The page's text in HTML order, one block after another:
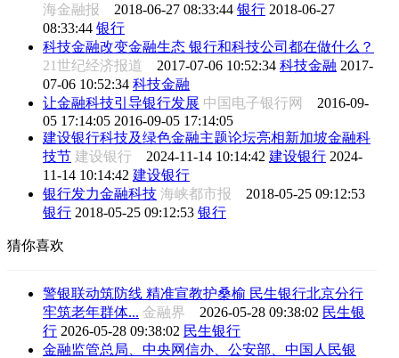
海金融报 2018-06-27 08:33:44 银行 2018-06-27
08:33:44 银行
科技金融改变金融生态 银行和科技公司都在做什么？
21世纪经济报道 2017-07-06 10:52:34 科技金融 2017-
07-06 10:52:34 科技金融
让金融科技引导银行发展 中国电子银行网 2016-09-
05 17:14:05 2016-09-05 17:14:05
建设银行科技及绿色金融主题论坛亮相新加坡金融科
技节 建设银行 2024-11-14 10:14:42 建设银行 2024-
11-14 10:14:42 建设银行
银行发力金融科技 海峡都市报 2018-05-25 09:12:53
银行 2018-05-25 09:12:53 银行
猜你喜欢
警银联动筑防线 精准宣教护桑榆 民生银行北京分行
牢筑老年群体... 金融界 2026-05-28 09:38:02 民生银
行 2026-05-28 09:38:02 民生银行
金融监管总局、中央网信办、公安部、中国人民银